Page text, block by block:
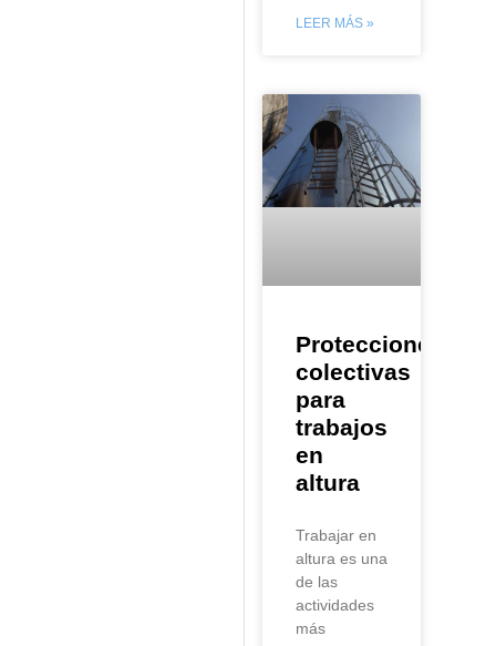
LEER MÁS »
Protecciones
colectivas
para
trabajos
en
altura
Trabajar en
altura es una
de las
actividades
más